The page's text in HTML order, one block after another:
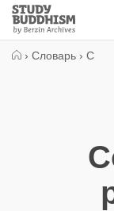
Close
Study
Buddhism
› Словарь › С